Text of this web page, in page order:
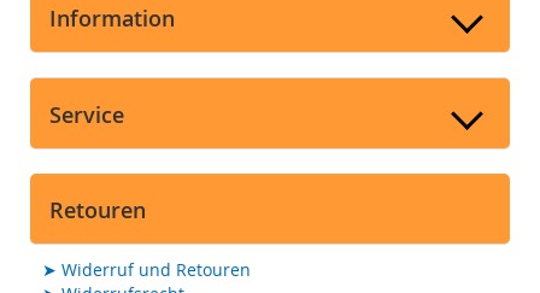
Information
Service
Retouren
➤ Widerruf und Retouren